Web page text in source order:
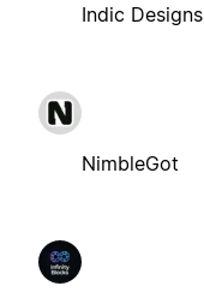
Indic Designs
NimbleGot